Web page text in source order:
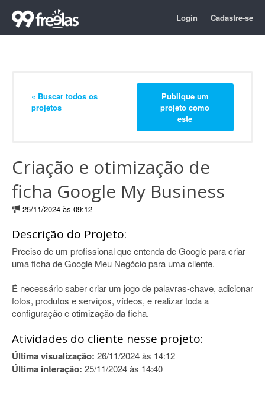
Login Cadastre-se
« Buscar todos os
projetos
Publique um
projeto como
este
Criação e otimização de
ficha Google My Business
25/11/2024 às 09:12
Descrição do Projeto:
Preciso de um profissional que entenda de Google para criar
uma ficha de Google Meu Negócio para uma cliente.
É necessário saber criar um jogo de palavras-chave, adicionar
fotos, produtos e serviços, vídeos, e realizar toda a
configuração e otimização da ficha.
Atividades do cliente nesse projeto:
Última visualização: 26/11/2024 às 14:12
Última interação: 25/11/2024 às 14:40